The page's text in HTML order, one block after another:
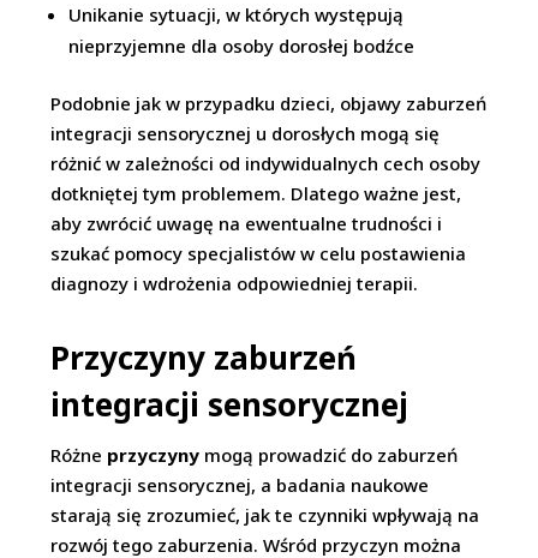
Unikanie sytuacji, w których występują
nieprzyjemne dla osoby dorosłej bodźce
Podobnie jak w przypadku dzieci, objawy zaburzeń
integracji sensorycznej u dorosłych mogą się
różnić w zależności od indywidualnych cech osoby
dotkniętej tym problemem. Dlatego ważne jest,
aby zwrócić uwagę na ewentualne trudności i
szukać pomocy specjalistów w celu postawienia
diagnozy i wdrożenia odpowiedniej terapii.
Przyczyny zaburzeń
integracji sensorycznej
Różne przyczyny mogą prowadzić do zaburzeń
integracji sensorycznej, a badania naukowe
starają się zrozumieć, jak te czynniki wpływają na
rozwój tego zaburzenia. Wśród przyczyn można